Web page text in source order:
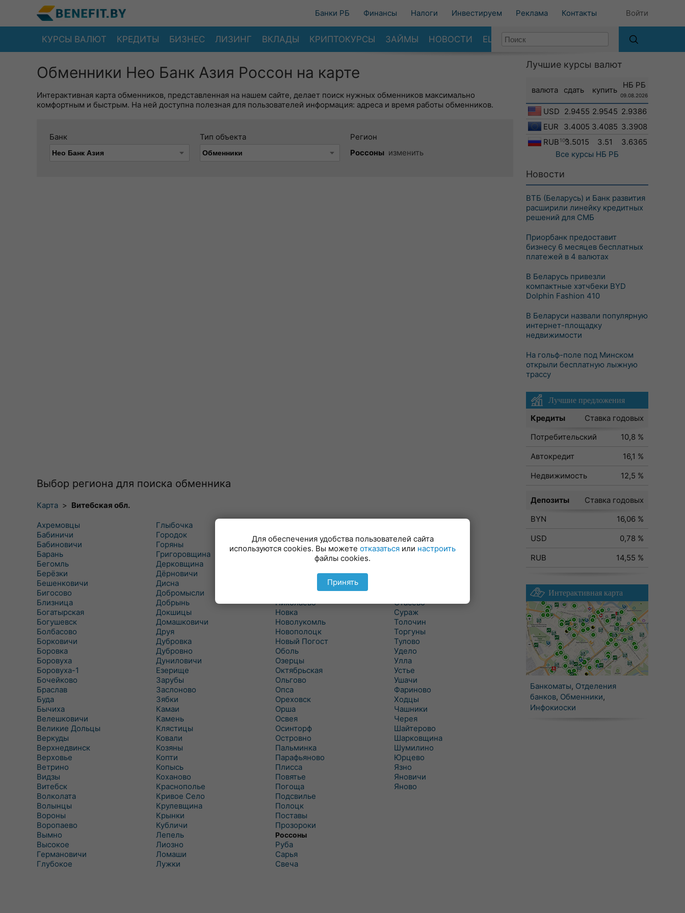
Банки РБ Финансы Налоги Инвестируем Реклама Контакты Войти
КУРСЫ ВАЛЮТ КРЕДИТЫ БИЗНЕС ЛИЗИНГ ВКЛАДЫ КРИПТОКУРСЫ ЗАЙМЫ НОВОСТИ ЕЩЕ
Обменники Нео Банк Азия Россон на карте
Интерактивная карта обменников, представленная на нашем сайте, делает поиск нужных обменников максимально
комфортным и быстрым. На ней доступна полезная для пользователей информация: адреса и время работы обменников.
Банк Тип объекта
Регион
Россоны изменить
Выбор региона для поиска обменника
Карта > Витебская обл.
Ахремовцы
Бабиничи
Бабиновичи
Барань
Бегомль
Берёзки
Бешенковичи
Бигосово
Близница
Богатырская
Богушевск
Болбасово
Борковичи
Боровка
Боровуха
Боровуха-1
Бочейково
Браслав
Буда
Бычиха
Велешковичи
Великие Дольцы
Веркуды
Верхнедвинск
Верховье
Ветрино
Видзы
Витебск
Волколата
Волынцы
Вороны
Воропаево
Вымно
Высокое
Германовичи
Глубокое
Глыбочка
Городок
Горяны
Григоровщина
Дерковщина
Дёрновичи
Дисна
Добромысли
Добрынь
Докшицы
Домашковичи
Друя
Дубровка
Дубровно
Дуниловичи
Езерище
Зарубы
Заслоново
Зябки
Камаи
Камень
Клястицы
Ковали
Козяны
Копти
Копысь
Коханово
Краснополье
Кривое Село
Крулевщина
Крынки
Кубличи
Лепель
Лиозно
Ломаши
Лужки
Ляды
Межа
Межево
Мишневичи
Николаево
Новка
Новолукомль
Новополоцк
Новый Погост
Оболь
Озерцы
Октябрьская
Ольгово
Опса
Ореховск
Орша
Освея
Осинторф
Островно
Пальминка
Парафьяново
Плисса
Повятье
Погоща
Подсвилье
Полоцк
Поставы
Прозороки
Россоны
Руба
Сарья
Свеча
Сенно
Ситцы
Славени
Стасево
Сураж
Толочин
Торгуны
Тулово
Удело
Улла
Устье
Ушачи
Фариново
Ходцы
Чашники
Черея
Шайтерово
Шарковщина
Шумилино
Юрцево
Язно
Яновичи
Яново
Лучшие курсы валют
валюта сдать купить
НБ РБ
09.08.2026
USD 2.9455 2.9545 2.9386
EUR
3.4005 3.4085 3.3908
RUB 1003.5015 3.51
3.6365
Все курсы НБ РБ
Новости
ВТБ (Беларусь) и Банк развития
расширили линейку кредитных
решений для СМБ
Приорбанк предоставит
бизнесу 6 месяцев бесплатных
платежей в 4 валютах
В Беларусь привезли
компактные хэтчбеки BYD
Dolphin Fashion 410
В Беларуси назвали популярную
интернет-площадку
недвижимости
На гольф-поле под Минском
открыли бесплатную лыжную
трассу
Лучшие предложения
Кредиты
Ставка годовых
Потребительский
10,8 %
Автокредит
16,1 %
Недвижимость
12,5 %
Депозиты
Ставка годовых
BYN
16,06 %
USD
0,78 %
RUB
14,55 %
Интерактивная карта
Банкоматы, Отделения
банков, Обменники,
Инфокиоски
Для обеспечения удобства пользователей сайта
используются cookies. Вы можете отказаться или настроить
файлы cookies.
Принять